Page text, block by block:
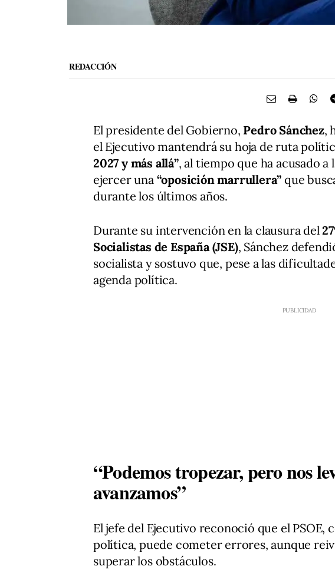
REDACCIÓN
El presidente del Gobierno, Pedro Sánchez,
el Ejecutivo mantendrá su hoja de ruta
2027 y más allá”, al tiempo que ha acusado
ejercer una “oposición marrullera” que
durante los últimos años.
Durante su intervención en la clausura del
Socialistas de España (JSE), Sánchez
socialista y sostuvo que, pese a las
agenda política.
“Podemos tropezar, pero nos
avanzamos”
El jefe del Ejecutivo reconoció que el
política, puede cometer errores, aunque
superar los obstáculos.